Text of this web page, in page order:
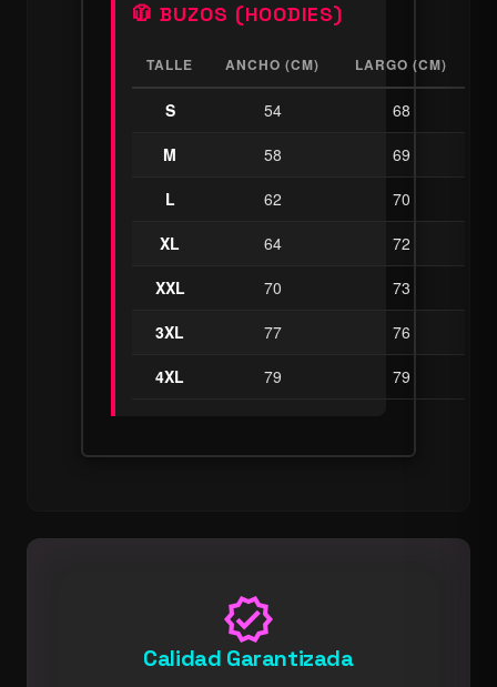
🧥 BUZOS (HOODIES)
TALLE ANCHO (CM) LARGO (CM)
S 54
68
M
58
69
L
62
70
XL
64
72
XXL
70
73
3XL
77
76
4XL
79 79
verified
Calidad Garantizada